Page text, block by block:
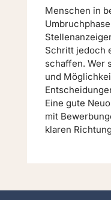
Menschen in
Schritt jedoch
schaffen. Wer
und
Eine gute
mit
klaren